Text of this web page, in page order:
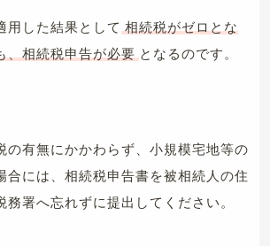
用した結果として 相続税がゼロとな
、相続税申告が必要 となるのです。
の有無にかかわらず、小規模宅地等の
合には、相続税申告書を被相続人の住
務署へ忘れずに提出してください。